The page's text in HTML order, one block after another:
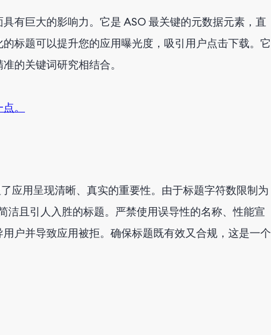
有巨大的影响力。它是 ASO 最关键的元数据元素，直
标题可以提升您的应用曝光度，吸引用户点击下载。它
的关键词研究相结合。
。
应用呈现清晰、真实的重要性。由于标题字符数限制为
洁且引人入胜的标题。严禁使用误导性的名称、性能宣
户并导致应用被拒。确保标题既有效又合规，这是一个